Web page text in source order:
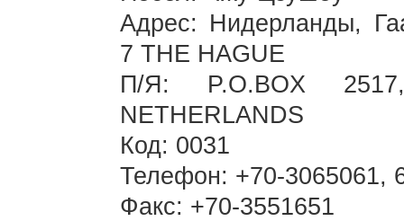
Адрес: Нидерланды,
7 THE HAGUE
П/Я: P.O.BOX
NETHERLANDS
Код: 0031
Телефон: +70-3065061,
Факс: +70-3551651